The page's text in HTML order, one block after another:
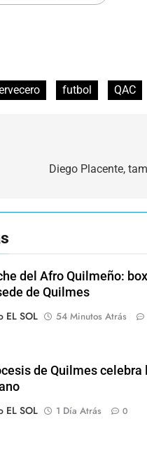
futbol QAC
Diego Placente,
del Afro Quilmeño:
de Quilmes
EL SOL
54 Minutos Atrás
de Quilmes celebra
EL SOL
1 Día Atrás 0